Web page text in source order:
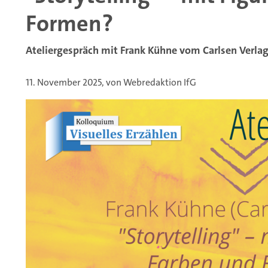
Formen?
Ateliergespräch mit Frank Kühne vom Carlsen Verlag
11. November 2025, von Webredaktion IfG